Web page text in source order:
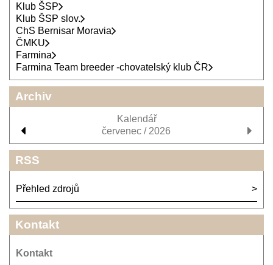
Klub ŠSP
Klub ŠSP slov.
ChS Bernisar Moravia
ČMKU
Farmina
Farmina Team breeder -chovatelský klub ČR
Archiv
Kalendář
červenec / 2026
RSS
Přehled zdrojů
Kontakt
Kontakt